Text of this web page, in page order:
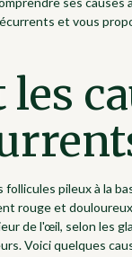
et vous
pileux à la
rouge et
de l'œil, selon les
Voici quelques